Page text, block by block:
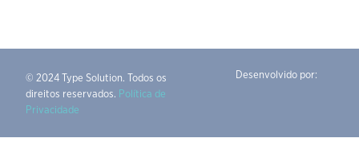
© 2024 Type Solution. Todos os
direitos reservados. Política de
Privacidade
Desenvolvido por: